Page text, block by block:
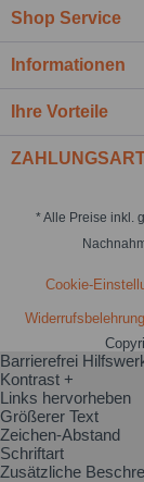
Shop Service
Informationen
Ihre Vorteile
* Alle Preise inkl.
Cookie-
Widerrufsbelehrung
Barrierefrei
Kontrast +
Links hervorheben
Größerer Text
Zeichen-Abstand
Schriftart
Zusätzliche